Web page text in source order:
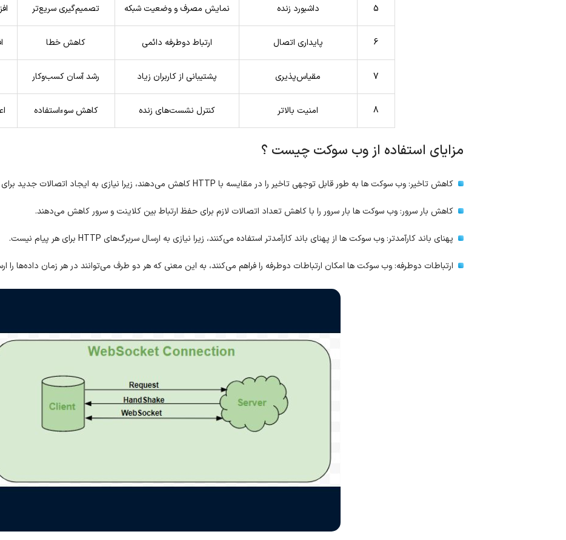
5 داشبورد زنده نمایش مصرف و وضعیت شبکه تصمیم‌گیری سریع‌تر
6 پایداری اتصال ارتباط دوطرفه دائمی کاهش خطا
7 مقیاس‌پذیری پشتیبانی از کاربران زیاد رشد آسان کسب‌وکار
8 امنیت بالاتر کنترل نشست‌های زنده کاهش سوءاستفاده
مزایای استفاده از وب ‌سوکت چیست ؟
کاهش تاخیر: وب‌ سوکت ‌ها به طور قابل توجهی تاخیر را در مقایسه با HTTP کاهش می‌دهند، زیرا نیازی به ایجاد اتصالات جدید برای هر پیام نیست.
کاهش بار سرور: وب‌ سوکت ‌ها بار سرور را با کاهش تعداد اتصالات لازم برای حفظ ارتباط بین کلاینت و سرور کاهش می‌دهند.
پهنای باند کارآمدتر: وب‌ سوکت ‌ها از پهنای باند کارآمدتر استفاده می‌کنند، زیرا نیازی به ارسال سربرگ‌های HTTP برای هر پیام نیست.
ارتباطات دوطرفه: وب‌ سوکت ‌ها امکان ارتباطات دوطرفه را فراهم می‌کنند، به این معنی که هر دو طرف می‌توانند در هر زمان داده‌ها را